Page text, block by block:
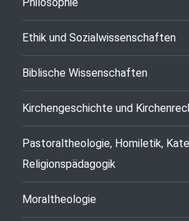
Ethik und Sozialwissenschaften
Biblische Wissenschaften
Kirchengeschichte und
Pastoraltheologie, Homiletik,
Religionspädagogik
Moraltheologie